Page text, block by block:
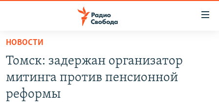
упрощенного
доступа
основному
АВТОРСКИЕ ПРОЕКТЫ
НОВОСТИ
Томск: задержан организатор
митинга против пенсионной
реформы